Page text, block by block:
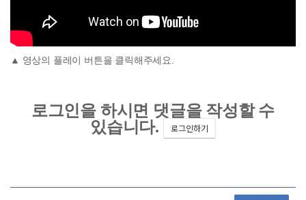
▲ 영상의 플레이 버튼을 클릭해주세요.